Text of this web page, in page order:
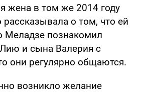
жена в том же 2014 году
о том, что ей
Меладзе познакомил
и сына Валерия с
они регулярно общаются.
возникло желание